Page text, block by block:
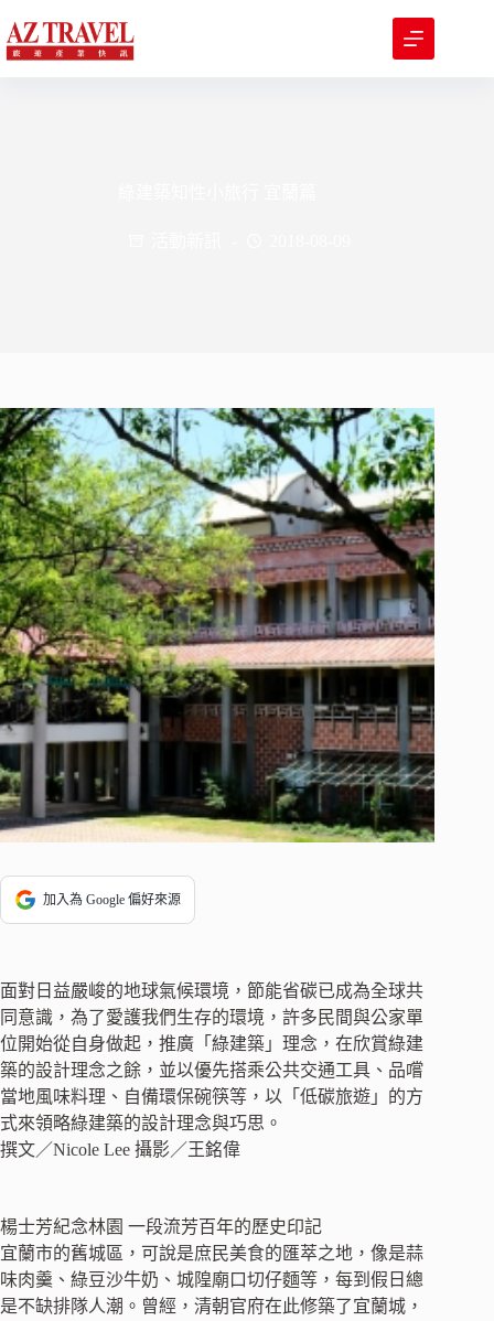
至
主
加入為 Google 偏好來源
面對日益嚴峻的地球氣候環境，節能省碳已成為全球共
同意識，為了愛護我們生存的環境，許多民間與公家單
位開始從自身做起，推廣「綠建築」理念，在欣賞綠建
築的設計理念之餘，並以優先搭乘公共交通工具、品嚐
當地風味料理、自備環保碗筷等，以「低碳旅遊」的方
式來領略綠建築的設計理念與巧思。
撰文／Nicole Lee 攝影／王銘偉
楊士芳紀念林園 一段流芳百年的歷史印記
宜蘭市的舊城區，可說是庶民美食的匯萃之地，像是蒜
味肉羹、綠豆沙牛奶、城隍廟口切仔麵等，每到假日總
是不缺排隊人潮。曾經，清朝官府在此修築了宜蘭城，